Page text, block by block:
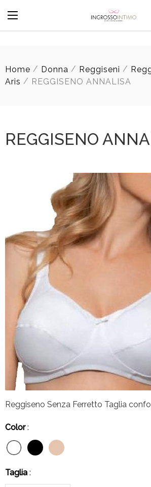
Home / Donna / Reggiseni /
Aris / REGGISENO ANNALISA
REGGISENO
Reggiseno Senza Ferretto Taglia
Color:
Taglia :